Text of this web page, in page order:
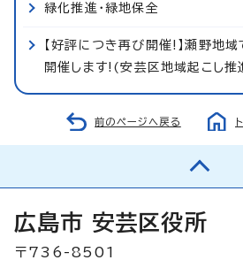
緑化推進・緑地保全
【好評につき再び開催!】瀬野地
開催します!(安芸区地域起こし推
前のページへ戻る
広島市 安芸区役所
〒736-8501